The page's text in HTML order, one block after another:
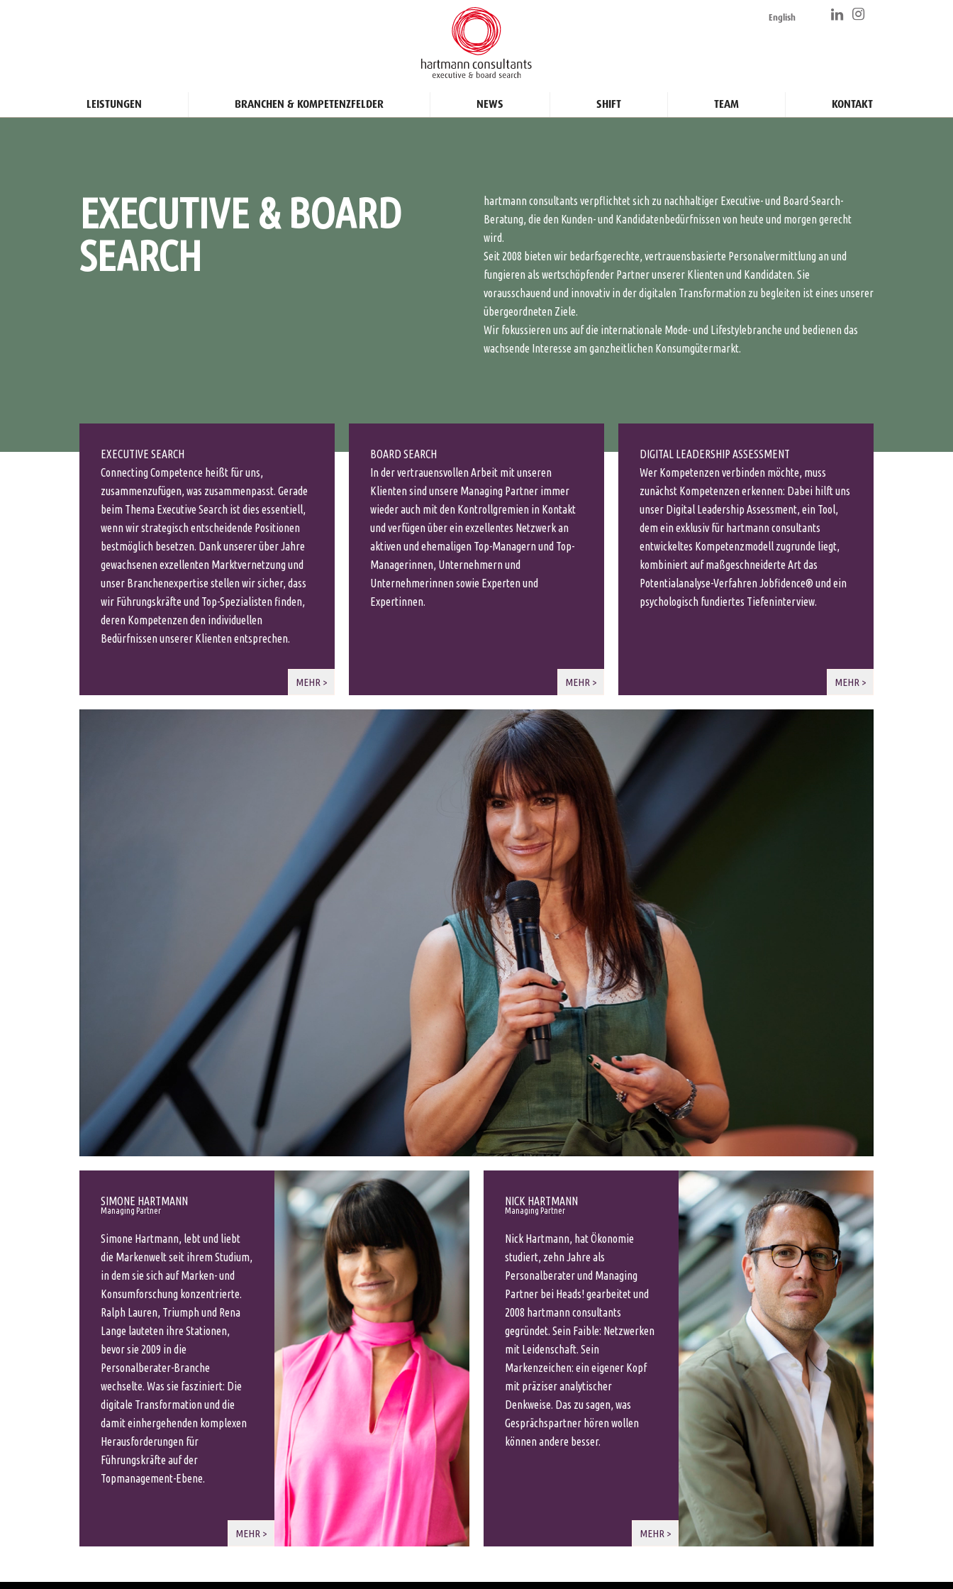
English
LEISTUNGEN BRANCHEN & KOMPETENZFELDER NEWS SHIFT TEAM KONTAKT
EXECUTIVE & BOARD
SEARCH
hartmann consultants verpflichtet sich zu nachhaltiger Executive- und Board-Search-
Beratung, die den Kunden- und Kandidatenbedürfnissen von heute und morgen gerecht
wird.
Seit 2008 bieten wir bedarfsgerechte, vertrauensbasierte Personalvermittlung an und
fungieren als wertschöpfender Partner unserer Klienten und Kandidaten. Sie
vorausschauend und innovativ in der digitalen Transformation zu begleiten ist eines unserer
übergeordneten Ziele.
Wir fokussieren uns auf die internationale Mode- und Lifestylebranche und bedienen das
wachsende Interesse am ganzheitlichen Konsumgütermarkt.
EXECUTIVE SEARCH
Connecting Competence heißt für uns,
zusammenzufügen, was zusammenpasst. Gerade
beim Thema Executive Search ist dies essentiell,
wenn wir strategisch entscheidende Positionen
bestmöglich besetzen. Dank unserer über Jahre
gewachsenen exzellenten Marktvernetzung und
unser Branchenexpertise stellen wir sicher, dass
wir Führungskräfte und Top-Spezialisten finden,
deren Kompetenzen den individuellen
Bedürfnissen unserer Klienten entsprechen.
MEHR >
BOARD SEARCH
In der vertrauensvollen Arbeit mit unseren
Klienten sind unsere Managing Partner immer
wieder auch mit den Kontrollgremien in Kontakt
und verfügen über ein exzellentes Netzwerk an
aktiven und ehemaligen Top-Managern und Top-
Managerinnen, Unternehmern und
Unternehmerinnen sowie Experten und
Expertinnen.
MEHR >
DIGITAL LEADERSHIP ASSESSMENT
Wer Kompetenzen verbinden möchte, muss
zunächst Kompetenzen erkennen: Dabei hilft uns
unser Digital Leadership Assessment, ein Tool,
dem ein exklusiv für hartmann consultants
entwickeltes Kompetenzmodell zugrunde liegt,
kombiniert auf maßgeschneiderte Art das
Potentialanalyse-Verfahren Jobfidence® und ein
psychologisch fundiertes Tiefeninterview.
MEHR >
SIMONE HARTMANN
Managing Partner
Simone Hartmann, lebt und liebt
die Markenwelt seit ihrem Studium,
in dem sie sich auf Marken- und
Konsumforschung konzentrierte.
Ralph Lauren, Triumph und Rena
Lange lauteten ihre Stationen,
bevor sie 2009 in die
Personalberater-Branche
wechselte. Was sie fasziniert: Die
digitale Transformation und die
damit einhergehenden komplexen
Herausforderungen für
Führungskräfte auf der
Topmanagement-Ebene.
MEHR >
NICK HARTMANN
Managing Partner
Nick Hartmann, hat Ökonomie
studiert, zehn Jahre als
Personalberater und Managing
Partner bei Heads! gearbeitet und
2008 hartmann consultants
gegründet. Sein Faible: Netzwerken
mit Leidenschaft. Sein
Markenzeichen: ein eigener Kopf
mit präziser analytischer
Denkweise. Das zu sagen, was
Gesprächspartner hören wollen
können andere besser.
MEHR >